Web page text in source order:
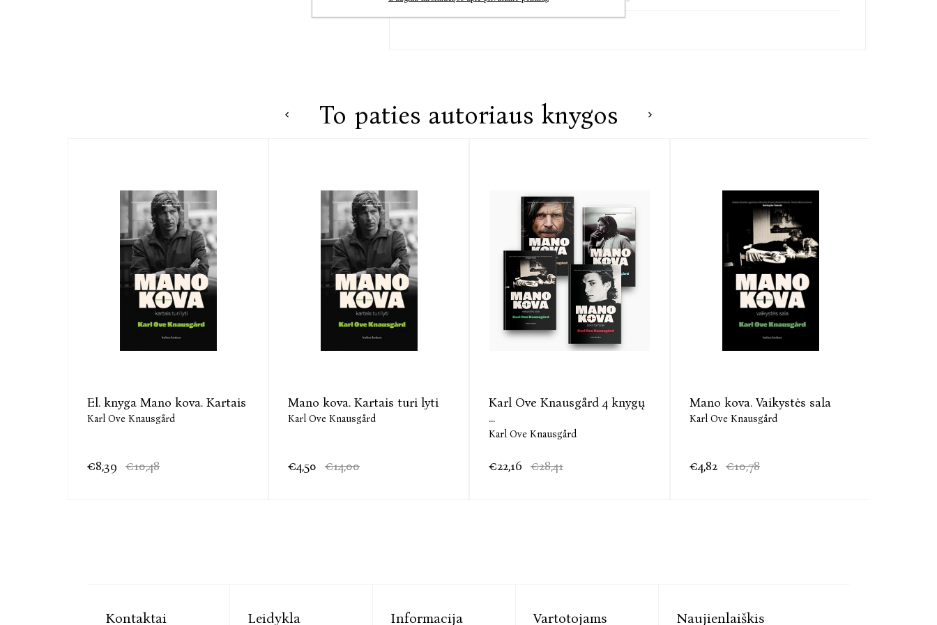
atspindinčių ryškią pastarųjų metų literatūros tendenciją – rašyti ilgas, tęstines, į kelių tomų
sagas išsiplėtojančias tų pačių veikėjų istorijas. Pasak literatūros kritikų, Knausgårdas išplėtė
To paties autoriaus knygos
El. knyga Mano kova. Kartais
Karl Ove Knausgård
€8,39 €10,48
Mano kova. Kartais turi lyti
Karl Ove Knausgård
€4,50 €14,00
Karl Ove Knausgård 4 knygų
...
Karl Ove Knausgård
€22,16 €28,41
Mano kova. Vaikystės sala
Karl Ove Knausgård
€4,82 €10,78
Kontaktai Leidykla Informacija Vartotojams Naujienlaiškis